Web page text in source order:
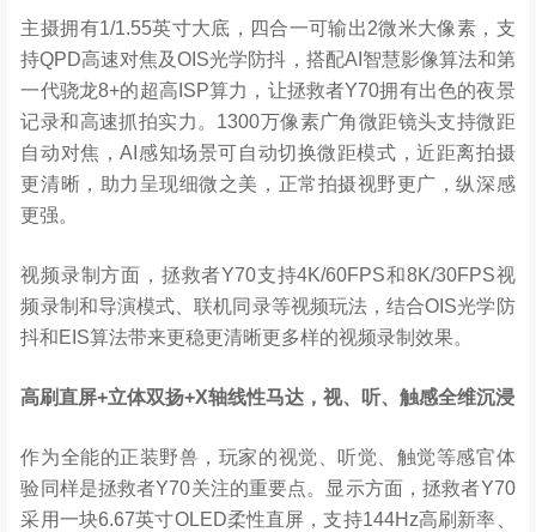
主摄拥有1/1.55英寸大底，四合一可输出2微米大像素，支
持QPD高速对焦及OIS光学防抖，搭配AI智慧影像算法和第
一代骁龙8+的超高ISP算力，让拯救者Y70拥有出色的夜景
记录和高速抓拍实力。1300万像素广角微距镜头支持微距
自动对焦，AI感知场景可自动切换微距模式，近距离拍摄
更清晰，助力呈现细微之美，正常拍摄视野更广，纵深感
更强。
视频录制方面，拯救者Y70支持4K/60FPS和8K/30FPS视
频录制和导演模式、联机同录等视频玩法，结合OIS光学防
抖和EIS算法带来更稳更清晰更多样的视频录制效果。
高刷直屏+立体双扬+X轴线性马达，视、听、触感全维沉浸
作为全能的正装野兽，玩家的视觉、听觉、触觉等感官体
验同样是拯救者Y70关注的重要点。显示方面，拯救者Y70
采用一块6.67英寸OLED柔性直屏，支持144Hz高刷新率、